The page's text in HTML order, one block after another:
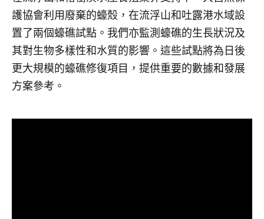
護協會利用廢棄的蠔殼，在流浮山和吐露港水域設
置了兩個蠔礁試點。我們亦監測蠔礁的生長狀況及
其對生物多樣性和水質的影響。這些試點將為日後
更大規模的蠔礁修復項目，提供重要的數據和發展
方案參考。